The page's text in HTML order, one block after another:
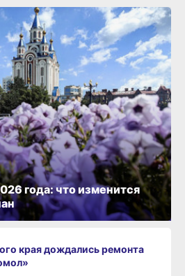
края дождались ремонта
года: что изменится